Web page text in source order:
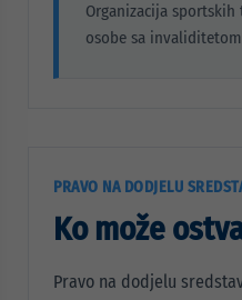
Organizacija
osobe sa
PRAVO NA DODJELU
Ko može
Pravo na dodjelu